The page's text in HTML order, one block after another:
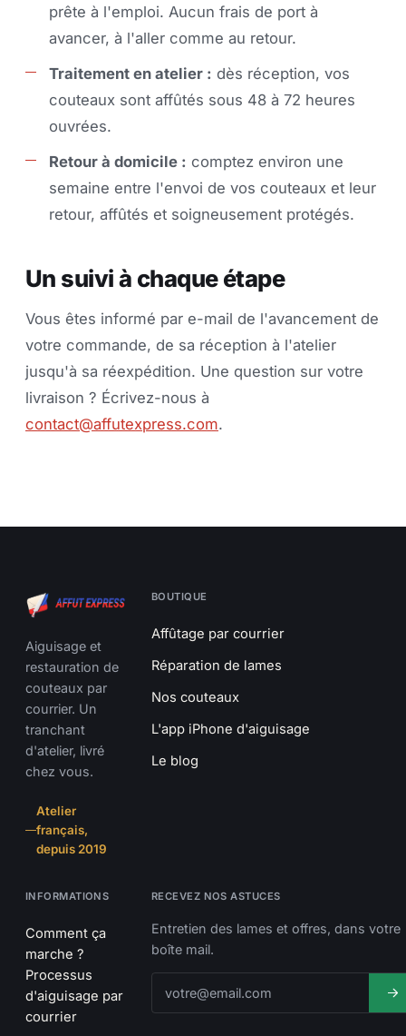
prête à l'emploi. Aucun frais de port à
avancer, à l'aller comme au retour.
Traitement en atelier : dès réception, vos
couteaux sont affûtés sous 48 à 72 heures
ouvrées.
Retour à domicile : comptez environ une
semaine entre l'envoi de vos couteaux et leur
retour, affûtés et soigneusement protégés.
Un suivi à chaque étape
Vous êtes informé par e-mail de l'avancement de
votre commande, de sa réception à l'atelier
jusqu'à sa réexpédition. Une question sur votre
livraison ? Écrivez-nous à
contact@affutexpress.com.
Aiguisage et
restauration de
couteaux par
courrier. Un
tranchant
d'atelier, livré
chez vous.
Atelier
français,
depuis 2019
BOUTIQUE
Affûtage par courrier
Réparation de lames
Nos couteaux
L'app iPhone d'aiguisage
Le blog
INFORMATIONS
Comment ça
marche ?
Processus
d'aiguisage par
courrier
RECEVEZ NOS ASTUCES
Entretien des lames et offres, dans votre
boîte mail.